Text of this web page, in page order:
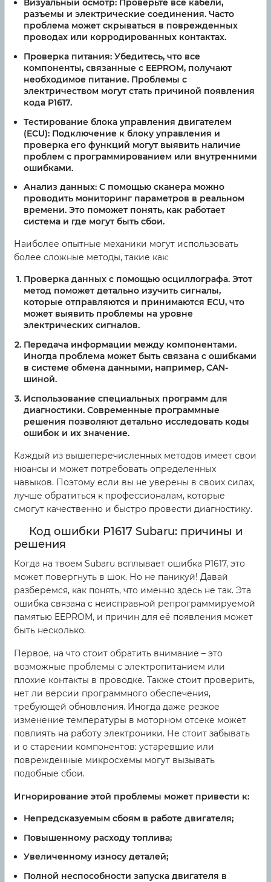
Визуальный осмотр: Проверьте все кабели,
разъемы и электрические соединения. Часто
проблема может скрываться в поврежденных
проводах или корродированных контактах.
Проверка питания: Убедитесь, что все
компоненты, связанные с EEPROM, получают
необходимое питание. Проблемы с
электричеством могут стать причиной появления
кода P1617.
Тестирование блока управления двигателем
(ECU): Подключение к блоку управления и
проверка его функций могут выявить наличие
проблем с программированием или внутренними
ошибками.
Анализ данных: С помощью сканера можно
проводить мониторинг параметров в реальном
времени. Это поможет понять, как работает
система и где могут быть сбои.
Наиболее опытные механики могут использовать
более сложные методы, такие как:
Проверка данных с помощью осциллографа. Этот
метод поможет детально изучить сигналы,
которые отправляются и принимаются ECU, что
может выявить проблемы на уровне
электрических сигналов.
Передача информации между компонентами.
Иногда проблема может быть связана с ошибками
в системе обмена данными, например, CAN-
шиной.
Использование специальных программ для
диагностики. Современные программные
решения позволяют детально исследовать коды
ошибок и их значение.
Каждый из вышеперечисленных методов имеет свои
нюансы и может потребовать определенных
навыков. Поэтому если вы не уверены в своих силах,
лучше обратиться к профессионалам, которые
смогут качественно и быстро провести диагностику.
Код ошибки P1617 Subaru: причины и
решения
Когда на твоем Subaru всплывает ошибка P1617, это
может повергнуть в шок. Но не паникуй! Давай
разберемся, как понять, что именно здесь не так. Эта
ошибка связана с неисправной репрограммируемой
памятью EEPROM, и причин для её появления может
быть несколько.
Первое, на что стоит обратить внимание – это
возможные проблемы с электропитанием или
плохие контакты в проводке. Также стоит проверить,
нет ли версии программного обеспечения,
требующей обновления. Иногда даже резкое
изменение температуры в моторном отсеке может
повлиять на работу электроники. Не стоит забывать
и о старении компонентов: устаревшие или
поврежденные микросхемы могут вызывать
подобные сбои.
Игнорирование этой проблемы может привести к:
Непредсказуемым сбоям в работе двигателя;
Повышенному расходу топлива;
Увеличенному износу деталей;
Полной неспособности запуска двигателя в